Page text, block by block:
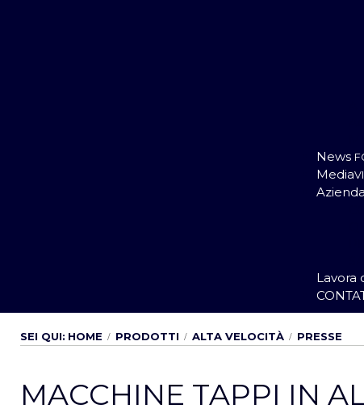
News
Media
Azienda
Lavora
SEI QUI: HOME PRODOTTI ALTA VELOCITÀ PRESSE
MACCHINE TAPPI IN